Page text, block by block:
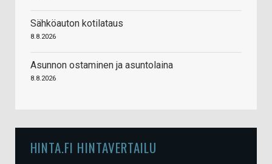
Sähköauton kotilataus
8.8.2026
Asunnon ostaminen ja asuntolaina
8.8.2026
HINTA.FI HINTAVERTAILU